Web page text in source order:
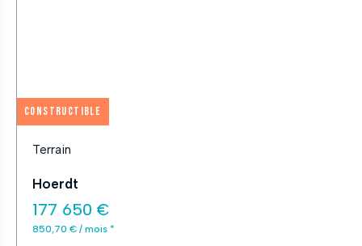
Constructible
Terrain
Hoerdt
177 650 €
850,70 € / mois *